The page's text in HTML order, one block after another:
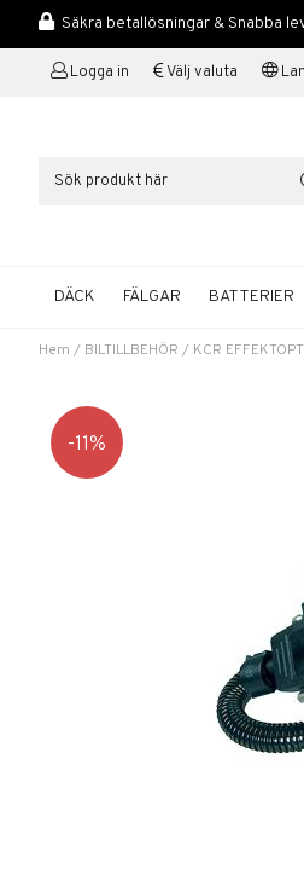
Säkra betallösningar & Snabba
Logga in Välj valuta
DÄCK FÄLGAR BATTERIER
Hem / BILTILLBEHÖR / KCR
11